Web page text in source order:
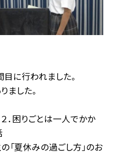
に行われました。
ました。
困りごとは一人でかか
「夏休みの過ごし方」のお